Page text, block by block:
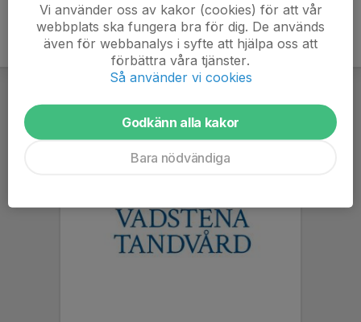
Vi använder oss av kakor (cookies) för att vår
webbplats ska fungera bra för dig. De används
även för webbanalys i syfte att hjälpa oss att
förbättra våra tjänster.
Så använder vi cookies
Godkänn alla kakor
Bara nödvändiga